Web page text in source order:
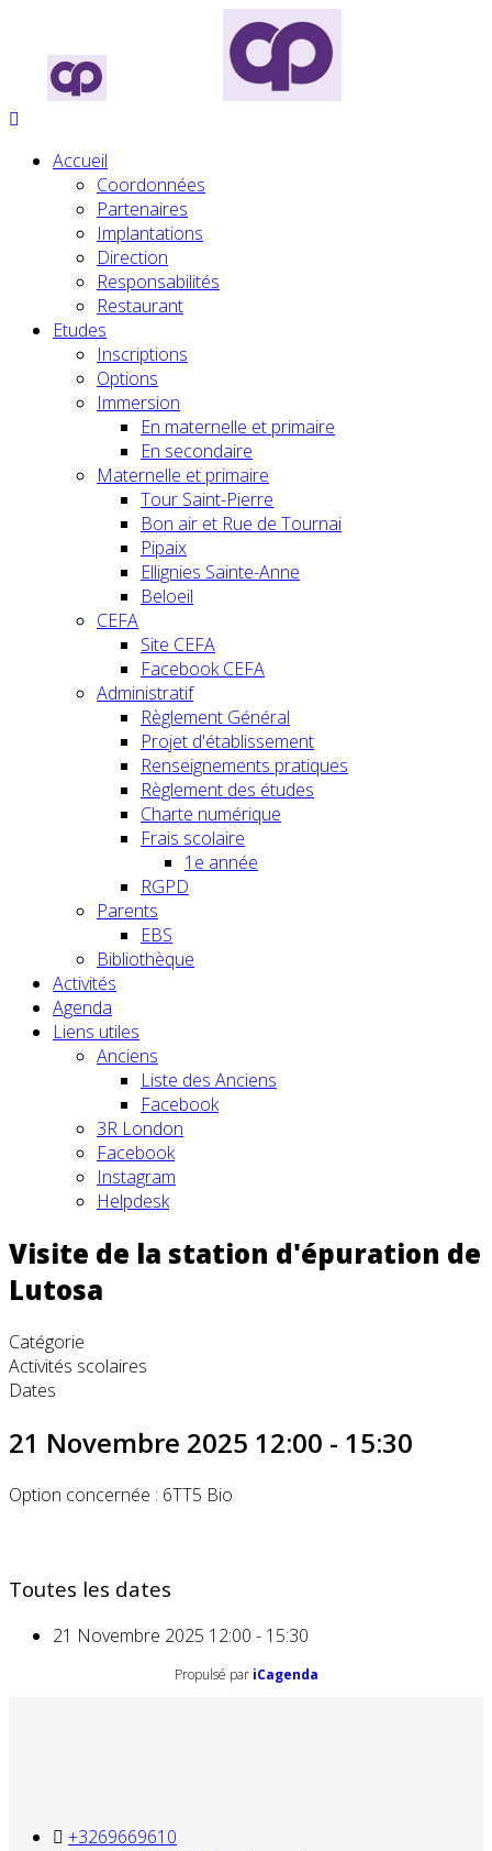
Accueil
Coordonnées
Partenaires
Implantations
Direction
Responsabilités
Restaurant
Etudes
Inscriptions
Options
Immersion
En maternelle et primaire
En secondaire
Maternelle et primaire
Tour Saint-Pierre
Bon air et Rue de Tournai
Pipaix
Ellignies Sainte-Anne
Beloeil
CEFA
Site CEFA
Facebook CEFA
Administratif
Règlement Général
Projet d'établissement
Renseignements pratiques
Règlement des études
Charte numérique
Frais scolaire
1e année
RGPD
Parents
EBS
Bibliothèque
Activités
Agenda
Liens utiles
Anciens
Liste des Anciens
Facebook
3R London
Facebook
Instagram
Helpdesk
Visite de la station d'épuration de
Lutosa
Catégorie
Activités scolaires
Dates
21 Novembre 2025 12:00 - 15:30
Option concernée : 6TT5 Bio
Toutes les dates
21 Novembre 2025 12:00 - 15:30
Propulsé par iCagenda
+3269669610